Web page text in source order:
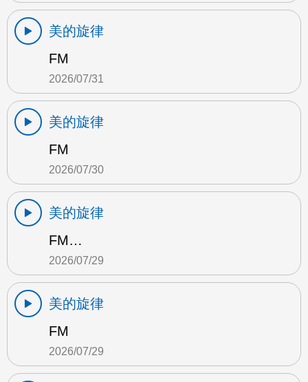
美的旋律
FM
2026/07/31
美的旋律
FM
2026/07/30
美的旋律
FM…
2026/07/29
美的旋律
FM
2026/07/29